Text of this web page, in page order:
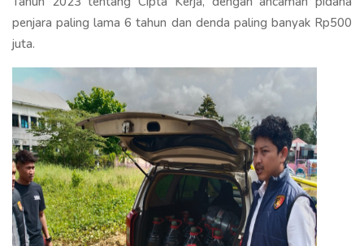
penjara paling lama 6 tahun dan denda paling banyak Rp500
juta.